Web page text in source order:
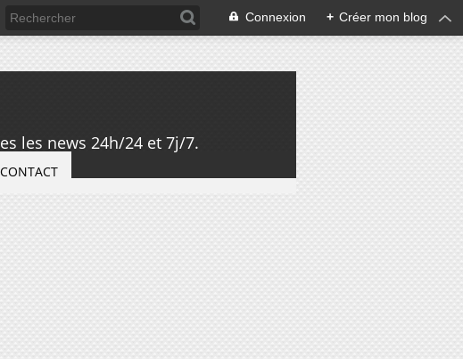
Connexion + Créer mon blog
les news 24h/24 et 7j/7.
CONTACT